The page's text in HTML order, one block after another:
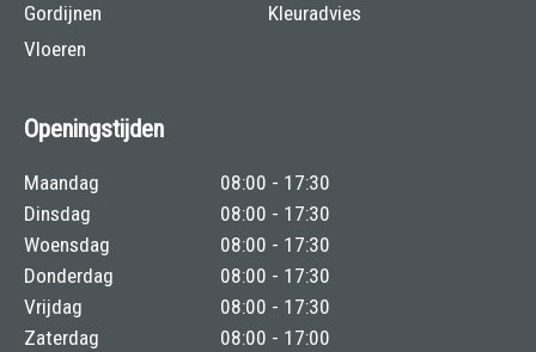
Gordijnen
Vloeren
Kleuradvies
Openingstijden
Maandag
08:00 - 17:30
Dinsdag
08:00 - 17:30
Woensdag
08:00 - 17:30
Donderdag
08:00 - 17:30
Vrijdag
08:00 - 17:30
Zaterdag
08:00 - 17:00